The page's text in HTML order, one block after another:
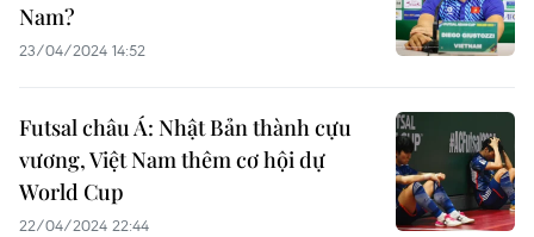
Nam?
23/04/2024 14:52
Futsal châu Á: Nhật Bản thành cựu
vương, Việt Nam thêm cơ hội dự
World Cup
22/04/2024 22:44